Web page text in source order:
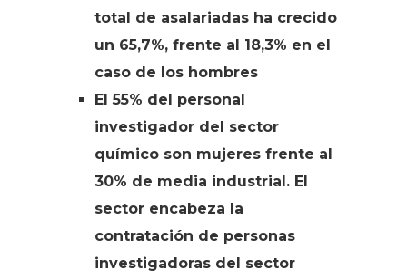
total de asalariadas ha crecido
un 65,7%, frente al 18,3% en el
caso de los hombres
El 55% del personal
investigador del sector
químico son mujeres frente al
30% de media industrial. El
sector encabeza la
contratación de personas
investigadoras del sector